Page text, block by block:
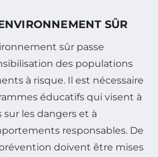
SÛR
sûr passe
des populations
à risque. Il est nécessaire
éducatifs qui visent à
les dangers et à
responsables. De
doivent être mises